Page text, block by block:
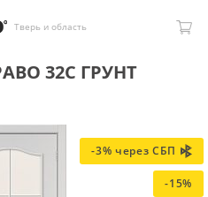
Тверь и область
32С ГРУНТ
-3% через СБП
-15%